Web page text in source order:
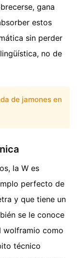
gana
estos
sin perder
no de
de jamones en
la W es
perfecto de
y que tiene un
se le conoce
wolframio como
técnico